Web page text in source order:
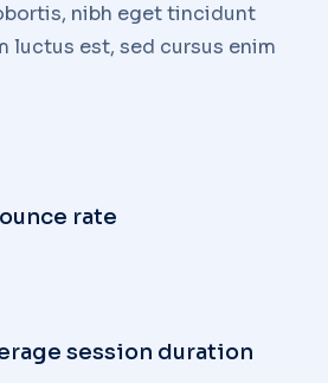
nibh eget tincidunt
luctus est, sed cursus enim
rate
session duration